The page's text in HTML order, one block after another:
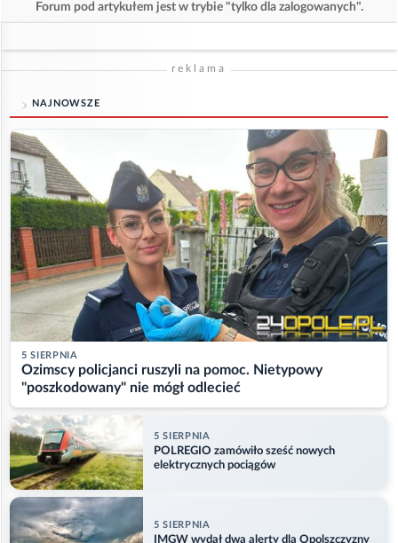
Forum pod artykułem jest w trybie "tylko dla zalogowanych".
reklama
NAJNOWSZE
5 SIERPNIA
Ozimscy policjanci ruszyli na pomoc. Nietypowy
"poszkodowany" nie mógł odlecieć
5 SIERPNIA
POLREGIO zamówiło sześć nowych
elektrycznych pociągów
5 SIERPNIA
IMGW wydał dwa alerty dla Opolszczyzny